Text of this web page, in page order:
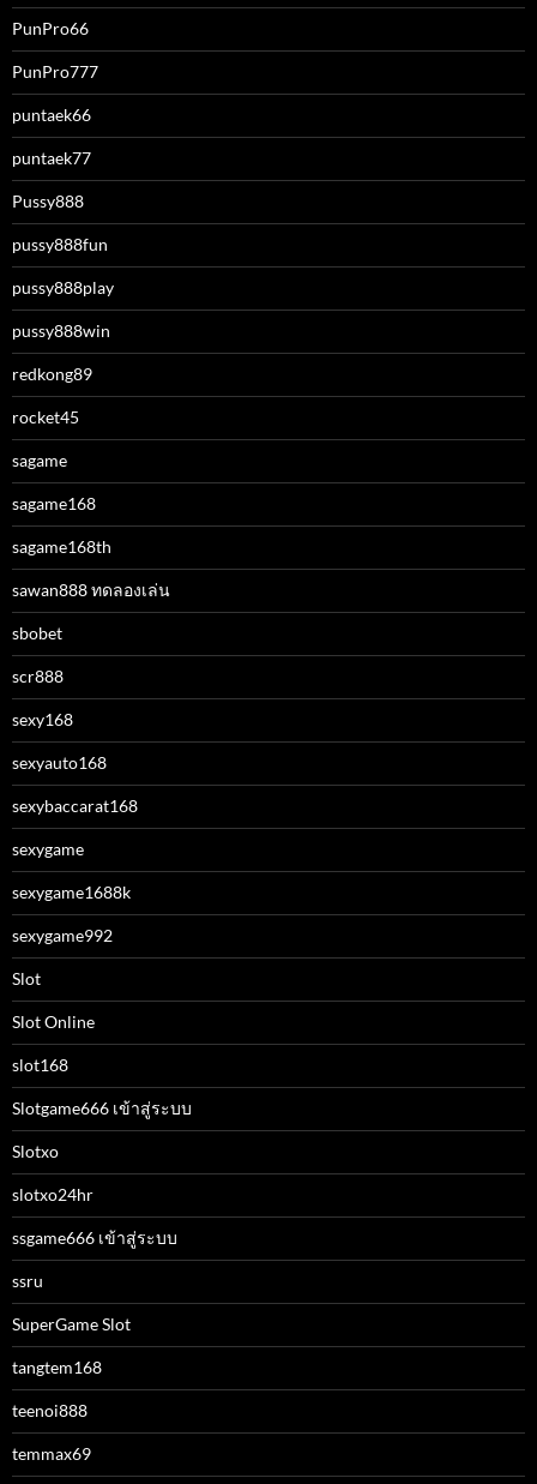
PunPro66
PunPro777
puntaek66
puntaek77
Pussy888
pussy888fun
pussy888play
pussy888win
redkong89
rocket45
sagame
sagame168
sagame168th
sawan888 ทดลองเล่น
sbobet
scr888
sexy168
sexyauto168
sexybaccarat168
sexygame
sexygame1688k
sexygame992
Slot
Slot Online
slot168
Slotgame666 เข้าสู่ระบบ
Slotxo
slotxo24hr
ssgame666 เข้าสู่ระบบ
ssru
SuperGame Slot
tangtem168
teenoi888
temmax69